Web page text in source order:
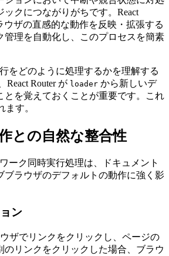
クにつながりがちです。React
ウザの直感的な動作を反映・拡張する
管理を自動化し、このプロセスを簡素
をどのように処理するかを理解する
React Router が loader から新しいデ
とを覚えておくことが重要です。これ
ます。
との自然な整合性
ーク同時実行処理は、ドキュメント
ブラウザのデフォルトの動作に強く影
ン
ザでリンクをクリックし、ページの
のリンクをクリックした場合、ブラウ